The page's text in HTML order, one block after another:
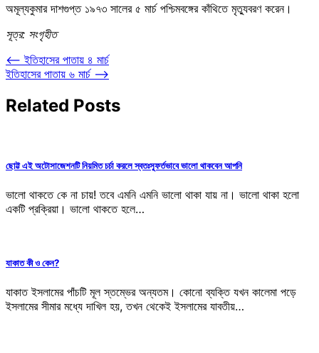
অমূল্যকুমার দাশগুপ্ত ১৯৭৩ সালের ৫ মার্চ পশ্চিমবঙ্গের কাঁথিতে মৃত্যুবরণ করেন।
সূত্র: সংগৃহীত
Post
navigation
⟵ ইতিহাসের পাতায় ৪ মার্চ
ইতিহাসের পাতায় ৬ মার্চ ⟶
Related Posts
ছোট্ট এই অটোসাজেশনটি নিয়মিত চর্চা করলে স্বতঃস্ফূর্তভাবে ভালো থাকবেন আপনি
ভালো থাকতে কে না চায়! তবে এমনি এমনি ভালো থাকা যায় না। ভালো থাকা হলো
একটি প্রক্রিয়া। ভালো থাকতে হলে…
যাকাত কী ও কেন?
যাকাত ইসলামের পাঁচটি মূল স্তম্ভের অন্যতম। কোনো ব্যক্তি যখন কালেমা পড়ে
ইসলামের সীমার মধ্যে দাখিল হয়, তখন থেকেই ইসলামের যাবতীয়…